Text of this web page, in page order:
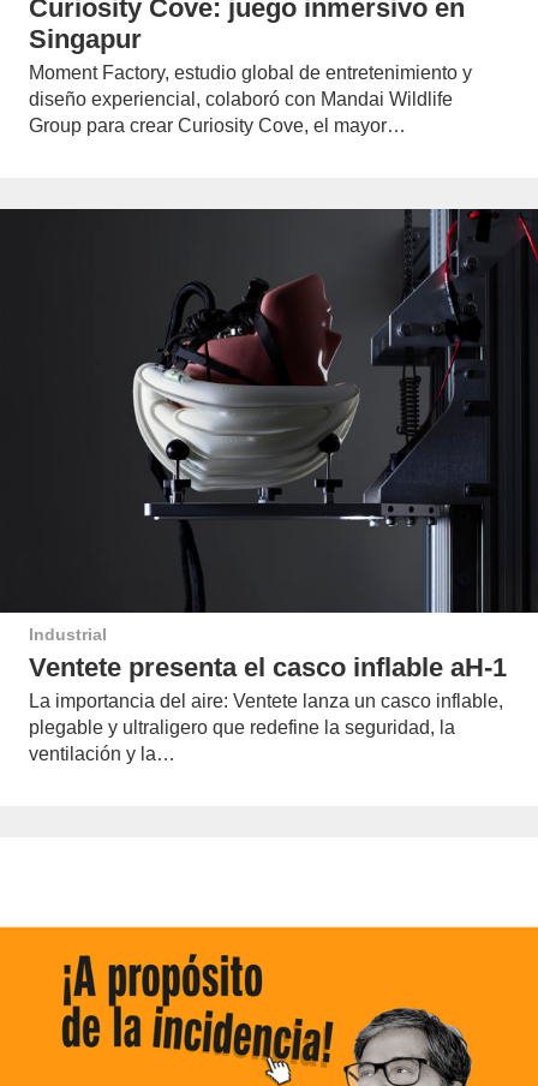
Curiosity Cove: juego inmersivo en
Singapur
Moment Factory, estudio global de entretenimiento y
diseño experiencial, colaboró con Mandai Wildlife
Group para crear Curiosity Cove, el mayor…
Industrial
Ventete presenta el casco inflable aH-1
La importancia del aire: Ventete lanza un casco inflable,
plegable y ultraligero que redefine la seguridad, la
ventilación y la…